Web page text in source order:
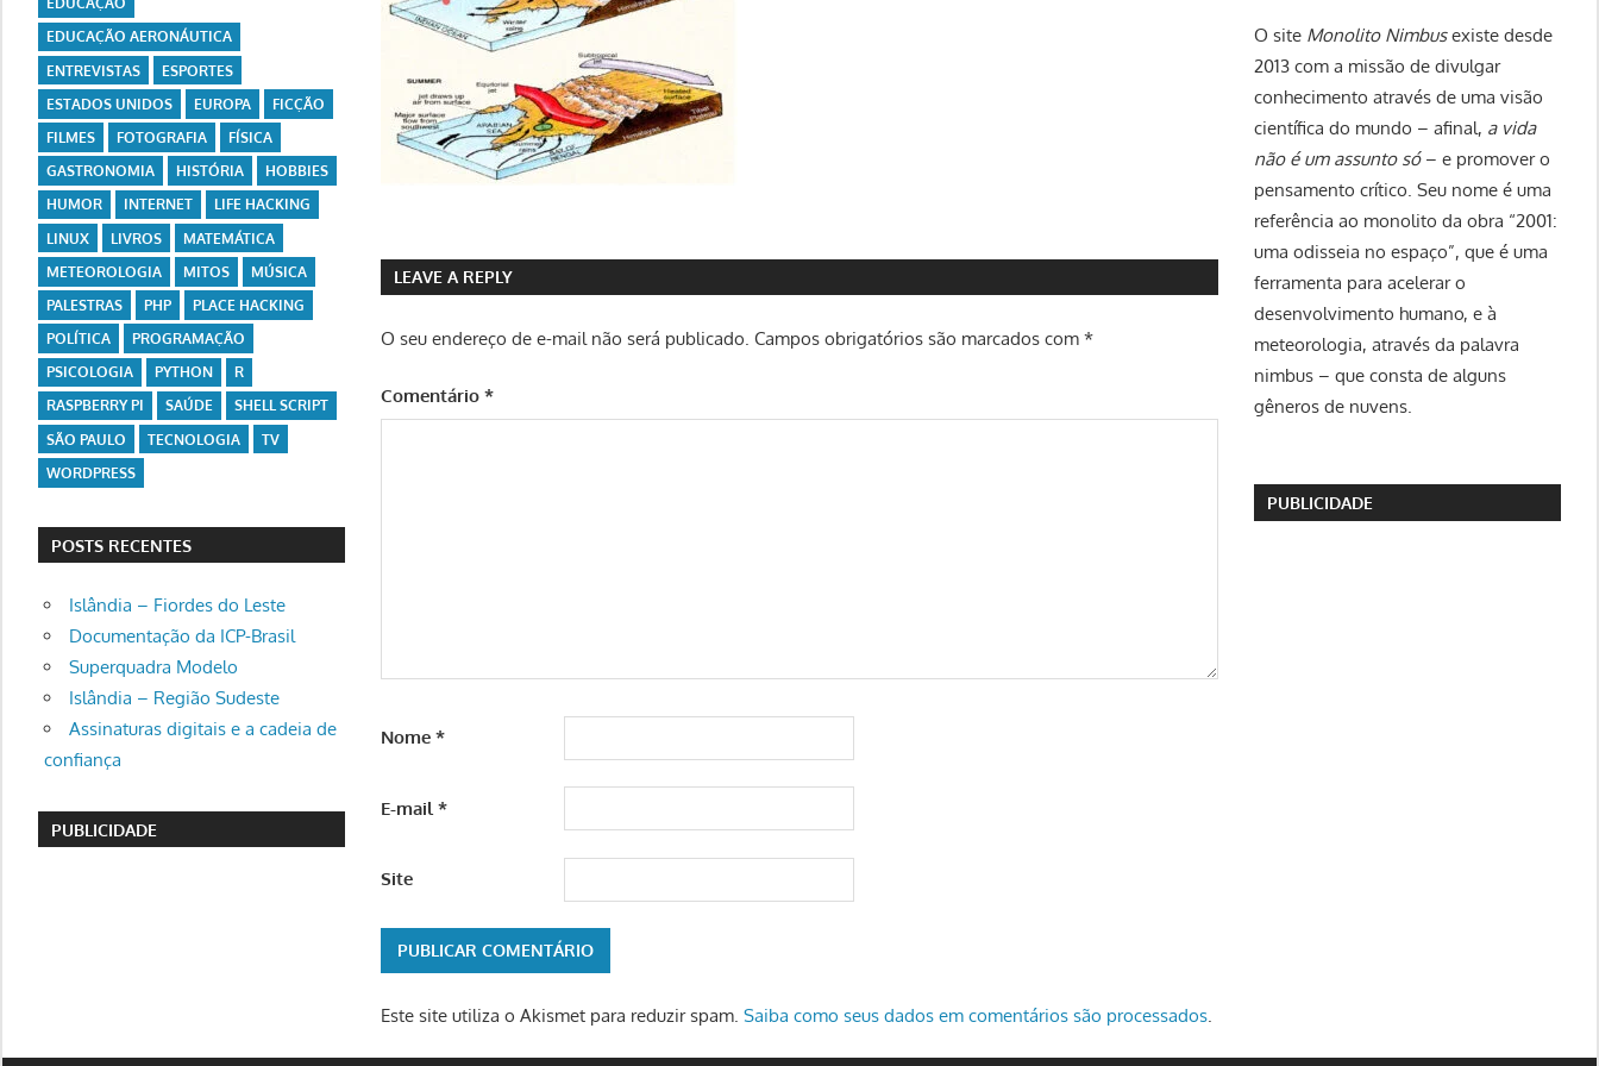
LEAVE A REPLY
O seu endereço de e-mail não será publicado. Campos obrigatórios são marcados com*
Comentário*
Nome*
E-mail*
Site
Este site utiliza o Akismet para reduzir spam.Saiba como seus dados em comentários são processados.
EDUCAÇÃO AERONÁUTICA
ENTREVISTAS
ESPORTES
ESTADOS UNIDOS
EUROPA
FICÇÃO
FILMES
FOTOGRAFIA
FÍSICA
GASTRONOMIA
HISTÓRIA
HOBBIES
HUMOR
INTERNET
LIFE HACKING
LINUX
LIVROS
MATEMÁTICA
METEOROLOGIA
MITOS
MÚSICA
PALESTRAS
PHP
PLACE HACKING
POLÍTICA
PROGRAMAÇÃO
PSICOLOGIA
PYTHON
R
RASPBERRY PI
SAÚDE
SHELL SCRIPT
SÃO PAULO
TECNOLOGIA
TV
WORDPRESS
POSTS RECENTES
Islândia – Fiordes do Leste
Documentação da ICP-Brasil
Superquadra Modelo
Islândia – Região Sudeste
Assinaturas digitais e a cadeia de
confiança
PUBLICIDADE
O site Monolito Nimbusexiste desde
2013 com a missão de divulgar
conhecimento através de uma visão
científica do mundo – afinal, a vida
não é um assunto só– e promover o
pensamento crítico. Seu nome é uma
referência ao monolito da obra “2001:
uma odisseia no espaço”, que é uma
ferramenta para acelerar o
desenvolvimento humano, e à
meteorologia, através da palavra
nimbus – que consta de alguns
gêneros de nuvens.
PUBLICIDADE